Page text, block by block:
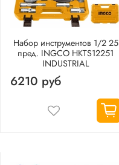
Набор инструментов 1/2 25
пред. INGCO HKTS12251
INDUSTRIAL
6210 руб